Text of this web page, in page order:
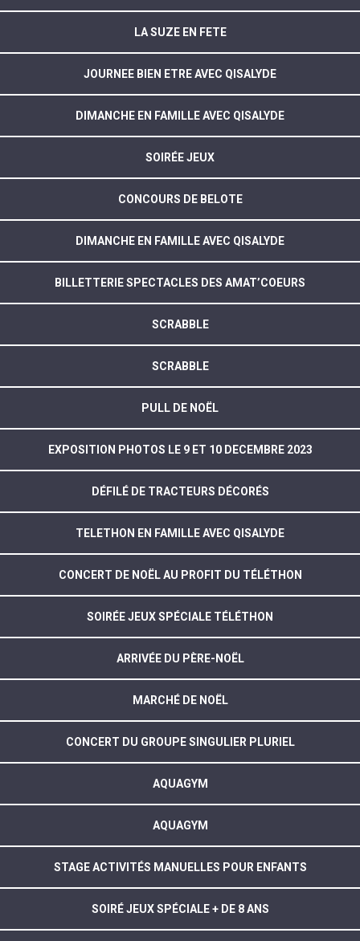
LA SUZE EN FETE
JOURNEE BIEN ETRE AVEC QISALYDE
DIMANCHE EN FAMILLE AVEC QISALYDE
SOIRÉE JEUX
CONCOURS DE BELOTE
DIMANCHE EN FAMILLE AVEC QISALYDE
BILLETTERIE SPECTACLES DES AMAT’COEURS
SCRABBLE
SCRABBLE
PULL DE NOËL
EXPOSITION PHOTOS LE 9 ET 10 DECEMBRE 2023
DÉFILÉ DE TRACTEURS DÉCORÉS
TELETHON EN FAMILLE AVEC QISALYDE
CONCERT DE NOËL AU PROFIT DU TÉLÉTHON
SOIRÉE JEUX SPÉCIALE TÉLÉTHON
ARRIVÉE DU PÈRE-NOËL
MARCHÉ DE NOËL
CONCERT DU GROUPE SINGULIER PLURIEL
AQUAGYM
AQUAGYM
STAGE ACTIVITÉS MANUELLES POUR ENFANTS
SOIRÉ JEUX SPÉCIALE + DE 8 ANS